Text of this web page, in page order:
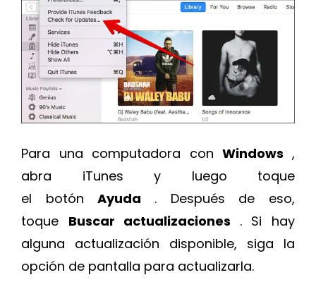
Para una computadora conWindows,
abra iTunes y luego toque
el botónAyuda . Después de eso,
toque Buscar actualizaciones . Si hay
alguna actualización disponible, siga la
opción de pantalla para actualizarla.